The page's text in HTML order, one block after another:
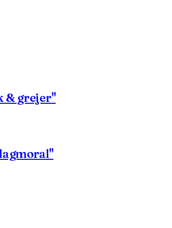
& grejer"